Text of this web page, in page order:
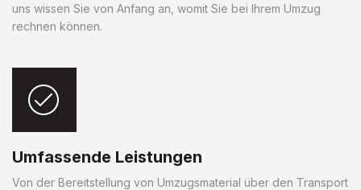
uns wissen Sie von Anfang an, womit Sie bei Ihrem Umzug
rechnen können.
Umfassende Leistungen
Von der Bereitstellung von Umzugsmaterial über den Transport